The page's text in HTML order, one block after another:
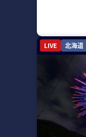
LIVE 北海道